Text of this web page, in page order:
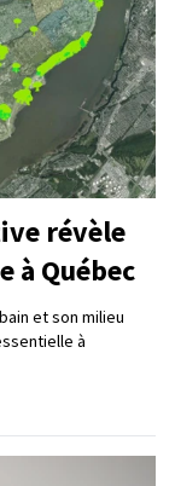
révèle
à Québec
et son milieu
à